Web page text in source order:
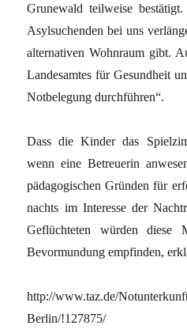
Grunewald teilweise
Asylsuchenden bei uns
alternativen Wohnraum gibt.
Landesamtes für Gesundheit
Notbelegung durchführen“.
Dass die Kinder das
wenn eine Betreuerin
pädagogischen Gründen für
nachts im Interesse der
Geflüchteten würden diese
Bevormundung empfinden,
http://www.taz.de/
Berlin/!127875/